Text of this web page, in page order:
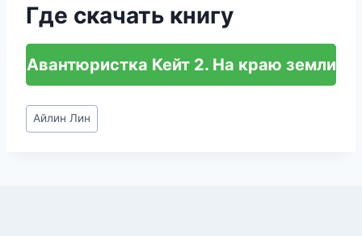
Где скачать книгу
Авантюристка Кейт 2. На краю земли
Метки
записи:
Айлин Лин